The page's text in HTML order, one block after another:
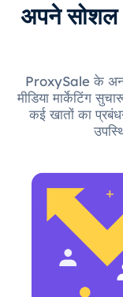
अपने सोशल
ProxySale के
मीडिया मार्केटिंग
कई खातों का